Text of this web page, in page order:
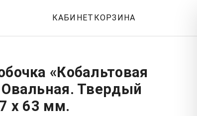
КАБИНЕТ КОРЗИНА
«Кобальтовая
Твердый
x 63 мм.